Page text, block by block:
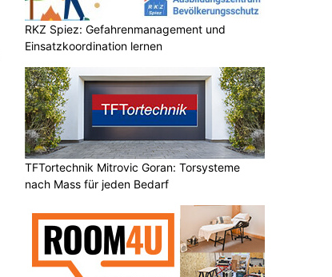
RKZ Spiez: Gefahrenmanagement und
Einsatzkoordination lernen
TFTortechnik Mitrovic Goran: Torsysteme
nach Mass für jeden Bedarf